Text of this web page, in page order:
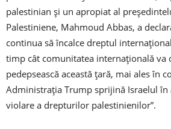
palestinian şi un apropiat al
Palestiniene, Mahmoud Abbas, a
continua să încalce dreptul
timp cât comunitatea internaţională va
pedepsească această ţară, mai ales în
Administraţia Trump sprijină Israelul în
violare a drepturilor palestinienilor”.